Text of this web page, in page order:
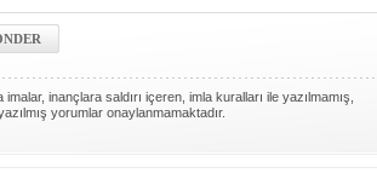
inançlara saldırı içeren, imla kuralları ile yazılmamış,
yorumlar onaylanmamaktadır.